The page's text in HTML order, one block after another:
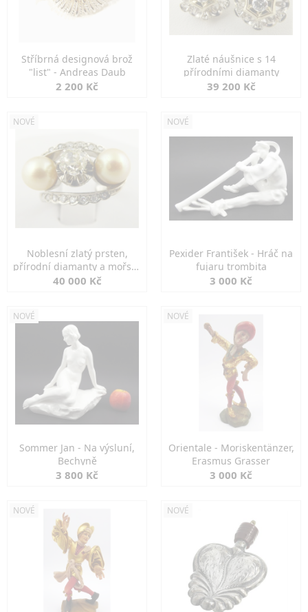
Stříbrná designová brož
"list" - Andreas Daub
2 200 Kč
Zlaté náušnice s 14
přírodními diamanty
39 200 Kč
NOVÉ
Noblesní zlatý prsten,
přírodní diamanty a mořské
perly
40 000 Kč
NOVÉ
Pexider František - Hráč na
fujaru trombita
3 000 Kč
NOVÉ
Sommer Jan - Na výsluní,
Bechyně
3 800 Kč
NOVÉ
Orientale - Moriskentänzer,
Erasmus Grasser
3 000 Kč
NOVÉ NOVÉ